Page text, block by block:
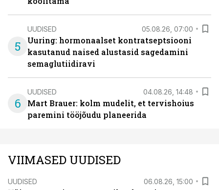
5
UUDISED 05.08.26, 07:00
Uuring: hormonaalset kontratseptsiooni
kasutanud naised alustasid sagedamini
semaglutiidiravi
6
UUDISED 04.08.26, 14:48
Mart Brauer: kolm mudelit, et tervishoius
paremini tööjõudu planeerida
VIIMASED UUDISED
UUDISED 06.08.26, 15:00